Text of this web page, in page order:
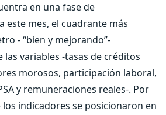
en una fase de
este mes, el cuadrante más
- “bien y mejorando”-
las variables -tasas de créditos
morosos, participación laboral,
y remuneraciones reales-. Por
los indicadores se posicionaron en